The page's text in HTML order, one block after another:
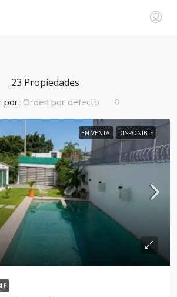
23 Propiedades
por: Orden por defecto
EN VENTA DISPONIBLE